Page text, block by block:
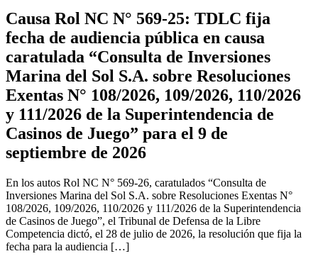
Causa Rol NC N° 569-25: TDLC fija
fecha de audiencia pública en causa
caratulada “Consulta de Inversiones
Marina del Sol S.A. sobre Resoluciones
Exentas N° 108/2026, 109/2026, 110/2026
y 111/2026 de la Superintendencia de
Casinos de Juego” para el 9 de
septiembre de 2026
En los autos Rol NC N° 569-26, caratulados “Consulta de
Inversiones Marina del Sol S.A. sobre Resoluciones Exentas N°
108/2026, 109/2026, 110/2026 y 111/2026 de la Superintendencia
de Casinos de Juego”, el Tribunal de Defensa de la Libre
Competencia dictó, el 28 de julio de 2026, la resolución que fija la
fecha para la audiencia […]